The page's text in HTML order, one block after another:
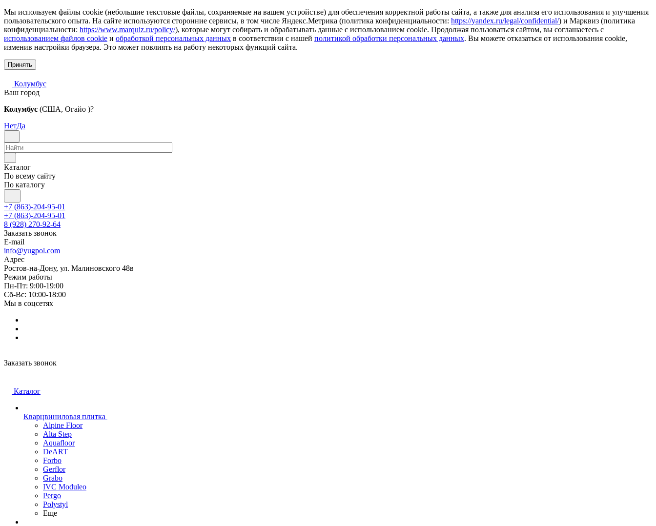
Мы используем файлы cookie (небольшие текстовые файлы, сохраняемые на вашем устройстве) для обеспечения корректной работы сайта, а также для анализа его использования и улучшения
пользовательского опыта. На сайте используются сторонние сервисы, в том числе Яндекс.Метрика (политика конфиденциальности: https://yandex.ru/legal/confidential/) и Марквиз (политика
конфиденциальности: https://www.marquiz.ru/policy/), которые могут собирать и обрабатывать данные с использованием cookie. Продолжая пользоваться сайтом, вы соглашаетесь с
использованием файлов cookie и обработкой персональных данных в соответствии с нашей политикой обработки персональных данных. Вы можете отказаться от использования cookie,
изменив настройки браузера. Это может повлиять на работу некоторых функций сайта.
Принять
Колумбус
Ваш город
Колумбус (США, Огайо )?
НетДа
Каталог
По всему сайту
По каталогу
+7 (863)-204-95-01
+7 (863)-204-95-01
8 (928) 270-92-64
Заказать звонок
E-mail
info@yugpol.com
Адрес
Ростов-на-Дону, ул. Малиновского 48в
Режим работы
Пн-Пт: 9:00-19:00
Cб-Вс: 10:00-18:00
Мы в соцсетях
Заказать звонок
Каталог
Кварцвиниловая плитка
Alpine Floor
Alta Step
Aquafloor
DeART
Forbo
Gerflor
Grabo
IVC Moduleo
Pergo
Polystyl
Еще